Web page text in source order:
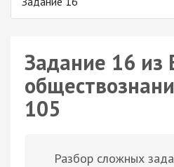
Задание 16 из
105
Разбор сложных